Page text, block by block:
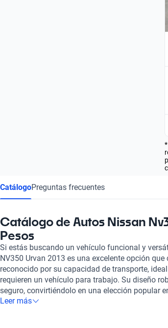
CatálogoPreguntas frecuentes
Catálogo de Autos Nissan
Pesos
Si estás buscando un vehículo funcional y
NV350 Urvan 2013 es una excelente opción
reconocido por su capacidad de transporte,
requieren un vehículo para trabajo. Su diseño
seguro, convirtiéndolo en una elección popular
NV350 Urvan 2013 que ofrecemos ha pasado
Leer más